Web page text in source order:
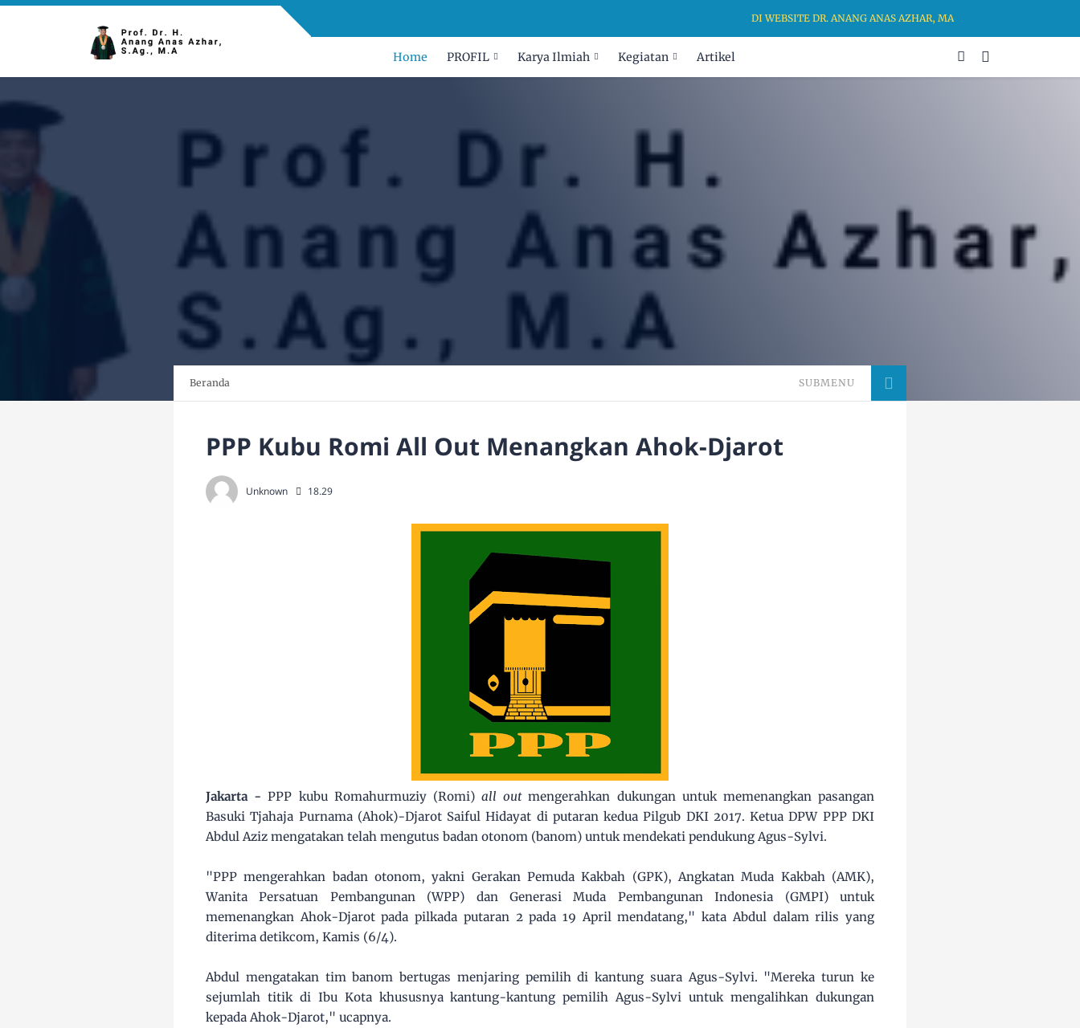
DI WEBSITE DR. ANANG ANAS AZHAR, MA, KAMI BERKOMITMEN
Home PROFIL Karya Ilmiah Kegiatan Artikel
Beranda SUBMENU
PPP Kubu Romi All Out Menangkan Ahok-Djarot
Unknown 18.29
Jakarta -PPP kubu Romahurmuziy (Romi)all outmengerahkan dukungan untuk memenangkan pasangan
Basuki Tjahaja Purnama (Ahok)-Djarot Saiful Hidayat di putaran kedua Pilgub DKI 2017. Ketua DPW PPP DKI
Abdul Aziz mengatakan telah mengutus badan otonom (banom) untuk mendekati pendukung Agus-Sylvi.
"PPP mengerahkan badan otonom, yakni Gerakan Pemuda Kakbah (GPK), Angkatan Muda Kakbah (AMK),
Wanita Persatuan Pembangunan (WPP) dan Generasi Muda Pembangunan Indonesia (GMPI) untuk
memenangkan Ahok-Djarot pada pilkada putaran 2 pada 19 April mendatang," kata Abdul dalam rilis yang
diterima detikcom, Kamis (6/4).
Abdul mengatakan tim banom bertugas menjaring pemilih di kantung suara Agus-Sylvi. "Mereka turun ke
sejumlah titik di Ibu Kota khususnya kantung-kantung pemilih Agus-Sylvi untuk mengalihkan dukungan
kepada Ahok-Djarot," ucapnya.